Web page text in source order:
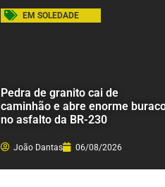
EM SOLEDADE
Pedra de granito cai de
caminhão e abre enorme
no asfalto da BR-230
João Dantas 06/08/2026